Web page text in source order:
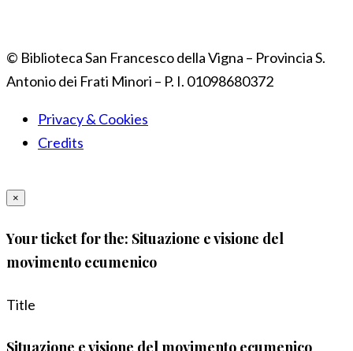
© Biblioteca San Francesco della Vigna – Provincia S.
Antonio dei Frati Minori – P. I. 01098680372
Privacy & Cookies
Credits
×
Your ticket for the: Situazione e visione del
movimento ecumenico
Title
Situazione e visione del movimento ecumenico